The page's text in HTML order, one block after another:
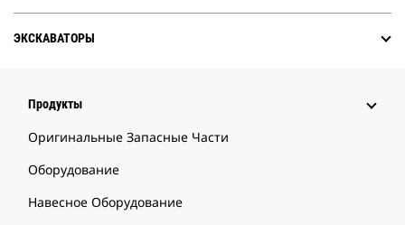
ЭКСКАВАТОРЫ
Продукты
Оригинальные Запасные Части
Оборудование
Навесное Оборудование